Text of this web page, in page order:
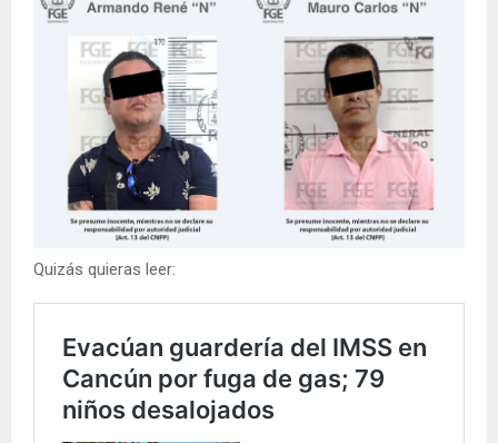
Quizás quieras leer: